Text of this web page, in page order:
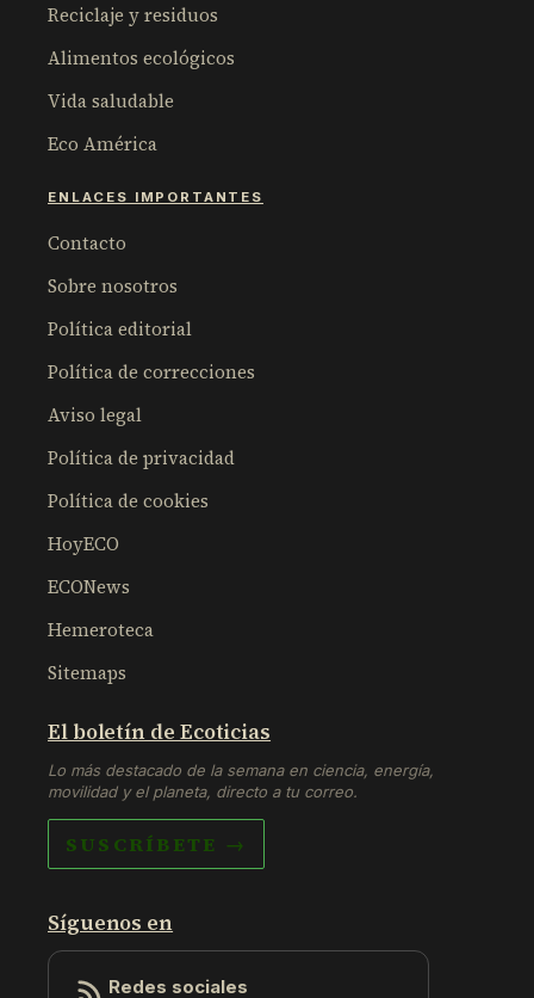
Reciclaje y residuos
Alimentos ecológicos
Vida saludable
Eco América
ENLACES IMPORTANTES
Contacto
Sobre nosotros
Política editorial
Política de correcciones
Aviso legal
Política de privacidad
Política de cookies
HoyECO
ECONews
Hemeroteca
Sitemaps
El boletín de Ecoticias
Lo más destacado de la semana en ciencia, energía,
movilidad y el planeta, directo a tu correo.
SUSCRÍBETE →
Síguenos en
Redes sociales